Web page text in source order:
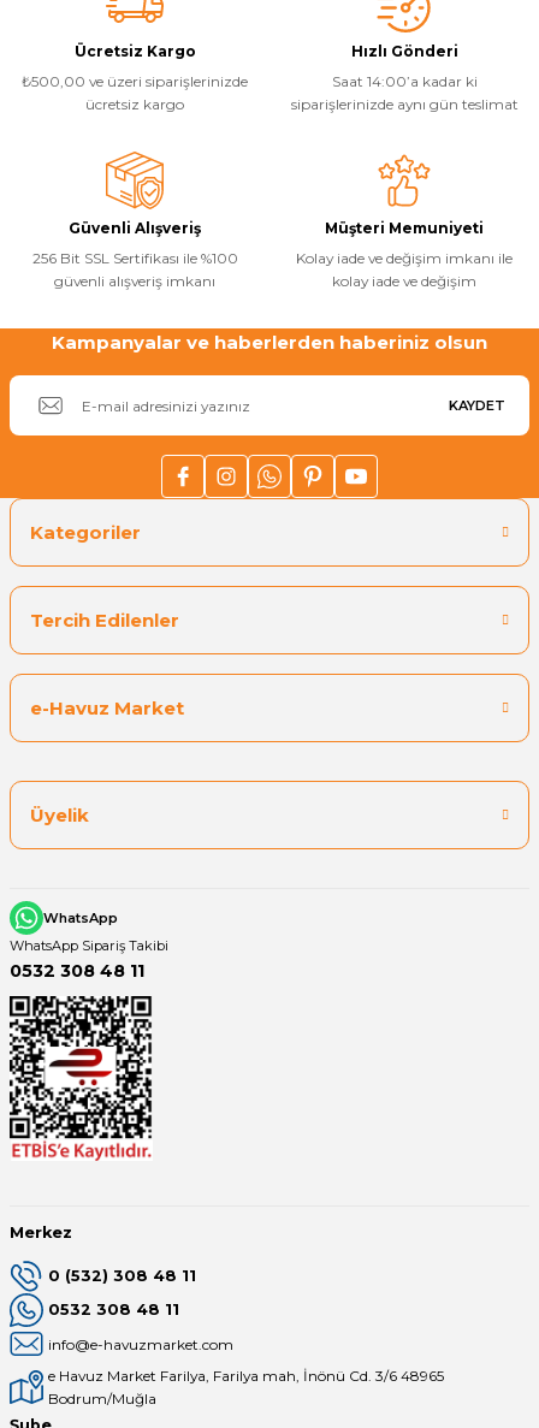
Ücretsiz Kargo
₺500,00 ve üzeri siparişlerinizde
ücretsiz kargo
Hızlı Gönderi
Saat 14:00’a kadar ki
siparişlerinizde aynı gün teslimat
Güvenli Alışveriş
256 Bit SSL Sertifikası ile %100
güvenli alışveriş imkanı
Müşteri Memuniyeti
Kolay iade ve değişim imkanı ile
kolay iade ve değişim
Kampanyalar ve haberlerden haberiniz olsun
KAYDET
Kategoriler
Tercih Edilenler
e-Havuz Market
Üyelik
WhatsApp
WhatsApp Sipariş Takibi
0532 308 48 11
Merkez
0 (532) 308 48 11
0532 308 48 11
info@e-havuzmarket.com
e Havuz Market Farilya, Farilya mah, İnönü Cd. 3/6 48965
Bodrum/Muğla